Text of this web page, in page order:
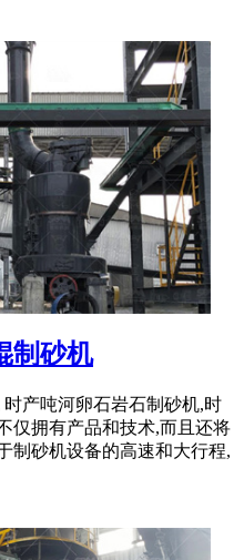
制砂机
产吨河卵石岩石制砂机,时
仅拥有产品和技术,而且还将
制砂机设备的高速和大行程,